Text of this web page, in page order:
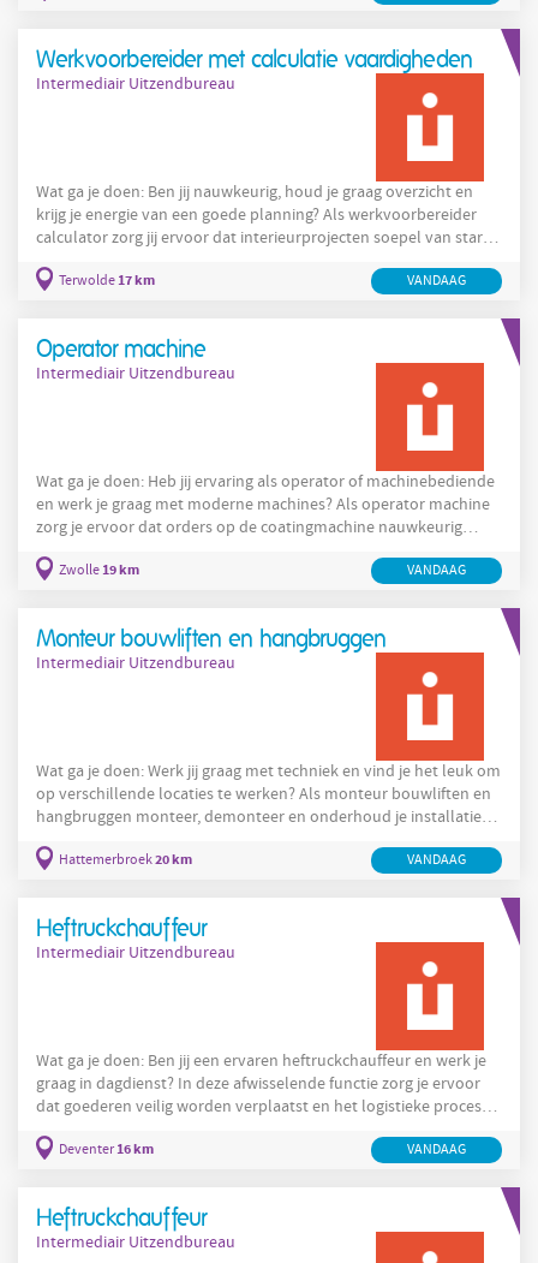
werken. Je komt terecht in een betrokken team
Werkvoorbereider met calculatie vaardigheden
Intermediair Uitzendbureau
Wat ga je doen: Ben jij nauwkeurig, houd je graag overzicht en
krijg je energie van een goede planning? Als werkvoorbereider
calculator zorg jij ervoor dat interieurprojecten soepel van start
alles tot in de kleinste details. Klinkt dit als een functie die bij jou
lopende projecten. Daarna ga
Terwolde17 km VANDAAG
Operator machine
Intermediair Uitzendbureau
Wat ga je doen: Heb jij ervaring als operator of machinebediende
en werk je graag met moderne machines? Als operator machine
zorg je ervoor dat orders op de coatingmachine nauwkeurig
de kwaliteit en draagt bij aan een soepel verloop van de
je de coatingmachine in volgens de specificaties van de
Zwolle19 km VANDAAG
Monteur bouwliften en hangbruggen
Intermediair Uitzendbureau
Wat ga je doen: Werk jij graag met techniek en vind je het leuk om
op verschillende locaties te werken? Als monteur bouwliften en
hangbruggen monteer, demonteer en onderhoud je installaties
gebruikt kunnen worden en werkt aan afwisselende projecten.
de werkzaamheden af met de planner en
Hattemerbroek20 km VANDAAG
Heftruckchauffeur
Intermediair Uitzendbureau
Wat ga je doen: Ben jij een ervaren heftruckchauffeur en werk je
graag in dagdienst? In deze afwisselende functie zorg je ervoor
dat goederen veilig worden verplaatst en het logistieke proces
magazijn overzichtelijk en draag je bij aan een efficiënte
waar je werkt met kartonnen verpakkingen
Deventer16 km VANDAAG
Heftruckchauffeur
Intermediair Uitzendbureau